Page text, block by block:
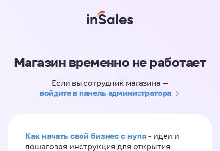
Магазин временно не работает
Если вы сотрудник магазина —
войдите в панель администратора
Как начать свой бизнес с нуля - идеи и
пошаговая инструкция для открытия